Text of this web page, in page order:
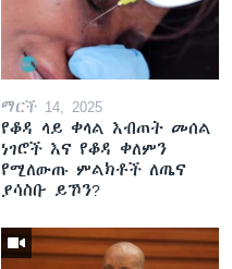
ማርች 14, 2025
የቆዳ ላይ ቀላል እብጠት መሰል
ነገሮች እና የቆዳ ቀለምን
የሚለውጡ ምልክቶች ለጤና
ያሳስቡ ይኾን?